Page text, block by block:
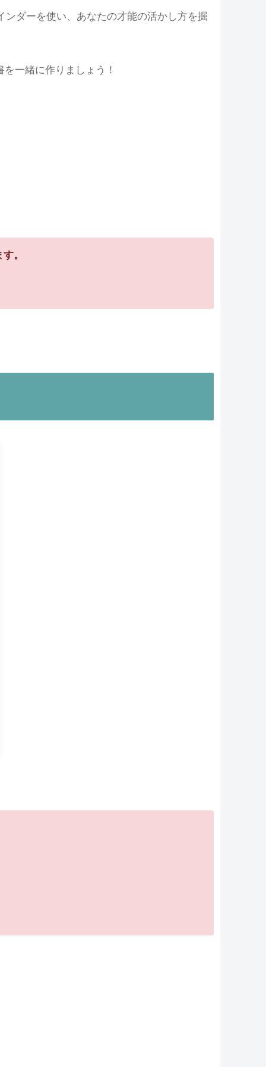
ダーを使い、あなたの才能の活かし方を掘
一緒に作りましょう！
。